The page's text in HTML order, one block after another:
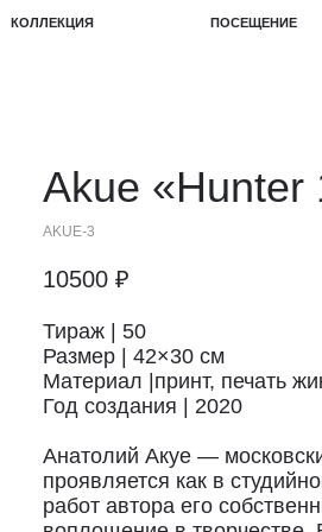
Akue «Hunter
AKUE-3
10500 ₽
Тираж | 50
Размер | 42×30 см
Материал |принт, печать
Год создания | 2020
Анатолий Акуе —
проявляется как в
работ автора его